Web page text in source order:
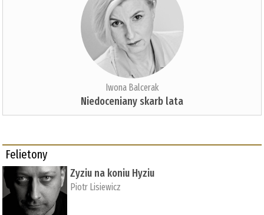
Iwona Balcerak
Niedoceniany skarb lata
Felietony
Zyziu na koniu Hyziu
Piotr Lisiewicz